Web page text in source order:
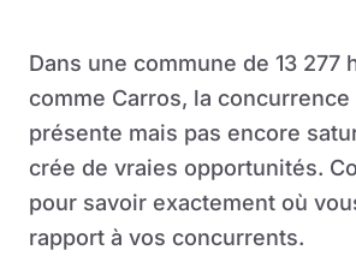
Dans une commune de 13 277
comme Carros, la concurrence
présente mais pas encore
crée de vraies opportunités.
pour savoir exactement où
rapport à vos concurrents.